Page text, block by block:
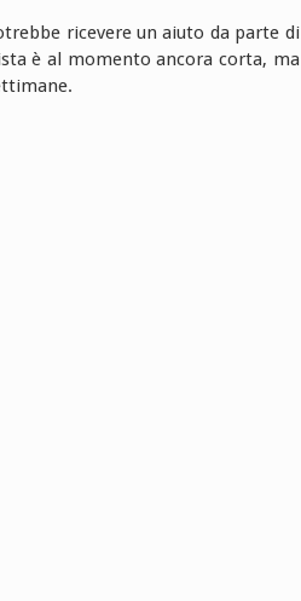
ricevere un aiuto da parte di
è al momento ancora corta, ma